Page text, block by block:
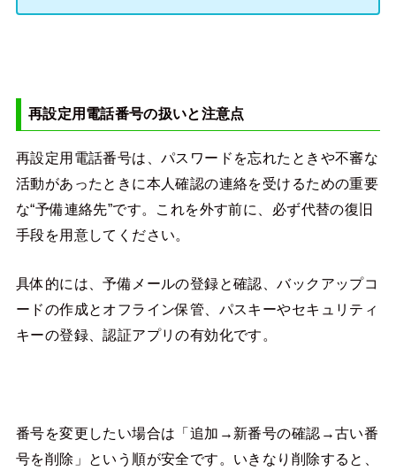
再設定用電話番号の扱いと注意点
再設定用電話番号は、パスワードを忘れたときや不審な
活動があったときに本人確認の連絡を受けるための重要
な“予備連絡先”です。これを外す前に、必ず代替の復旧
手段を用意してください。
具体的には、予備メールの登録と確認、バックアップコ
ードの作成とオフライン保管、パスキーやセキュリティ
キーの登録、認証アプリの有効化です。
番号を変更したい場合は「追加→新番号の確認→古い番
号を削除」という順が安全です。いきなり削除すると、